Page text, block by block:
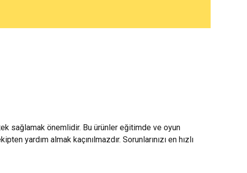
sağlamak önemlidir. Bu ürünler eğitimde ve oyun
yardım almak kaçınılmazdır. Sorunlarınızı en hızlı